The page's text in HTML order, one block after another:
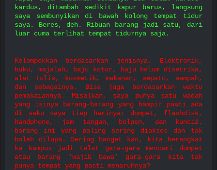
kardus, ditambah sedikit kapur barus, langsung
saya sembunyikan di bawah kolong tempat tidur
saya. Beres, deh. Ribuan barang jadi satu, dari
luar cuma terlihat tempat tidurnya saja.
Kelompokkan berdasarkan jenisnya. Elektronik,
buku, majalah, baju kotor, baju belum disetrika,
alat tulis, kosmetik, makanan, sepatu, sampah,
dan sebagainya. Bisa juga berdasarkan waktu
pemakaiannya. Misalkan, saya punya satu wadah
yang isinya barang-barang yang hampir pasti ada
di saku saya tiap harinya: dompet, flashdisk,
handphone, jam tangan, bolpen, dan kunci2.
barang ini yang paling sering diakses dan tak
boleh dilupa. Sering banget kan, kita berangkat
ke kampus jadi telat gara-gara mencari dompet
atau barang ‘wajib bawa’ gara-gara kita tak
punya tempat yang pasti menaruhnya?